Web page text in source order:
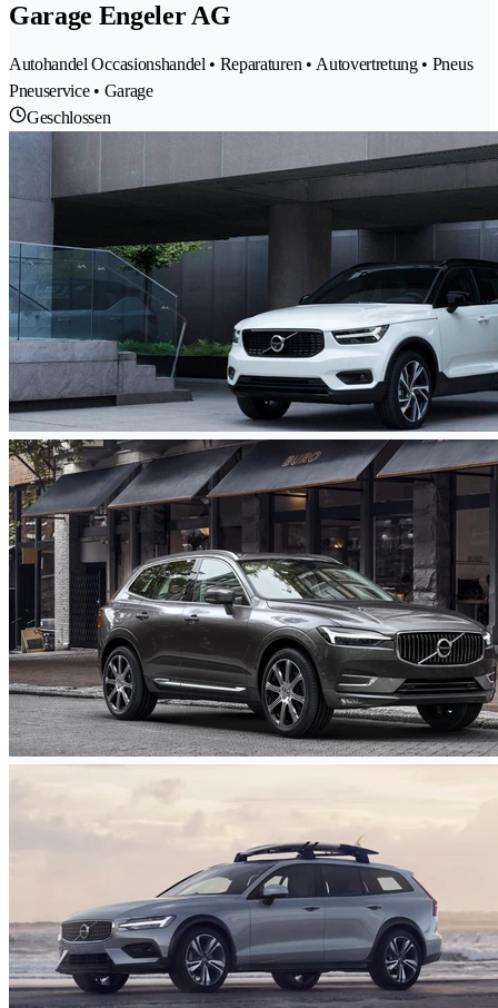
Garage Engeler AG
Autohandel Occasionshandel • Reparaturen • Autovertretung • Pneus
Pneuservice • Garage
Geschlossen